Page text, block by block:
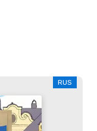
RUS